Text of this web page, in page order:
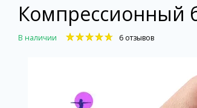
Компрессионный
В наличии 6 отзывов